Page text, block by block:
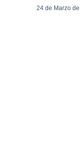
24 de Marzo